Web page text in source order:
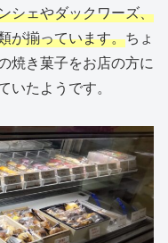
シェやダックワーズ、
が揃っています。ちょ
焼き菓子をお店の方に
たようです。